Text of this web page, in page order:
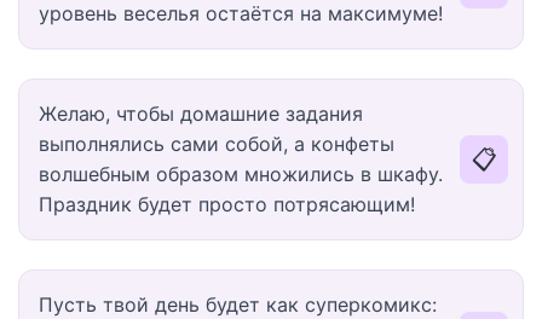
уровень веселья остаётся на максимуме!
Желаю, чтобы домашние задания
выполнялись сами собой, а конфеты
волшебным образом множились в шкафу.
Праздник будет просто потрясающим!
📋
Пусть твой день будет как суперкомикс: